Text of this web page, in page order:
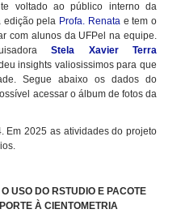
voltado ao público interno da
edição pela Profa. Renatae tem o
com alunos da UFPel na equipe.
Stela Xavier Terra
insights valiosissimos para que
Segue abaixo os dados do
acessar o álbum de fotos da
Em 2025 as atividades do projeto
USO DO RSTUDIO E PACOTE
À CIENTOMETRIA